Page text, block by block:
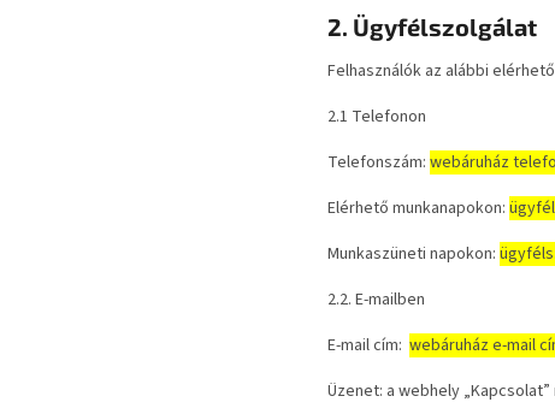
2. Ügyfélszolgálat
Felhasználók az alábbi
2.1 Telefonon
Telefonszám: webáruház
Elérhető munkanapokon:
Munkaszüneti napokon:
2.2. E-mailben
E-mail cím: webáruház e-mail
Üzenet: a webhely